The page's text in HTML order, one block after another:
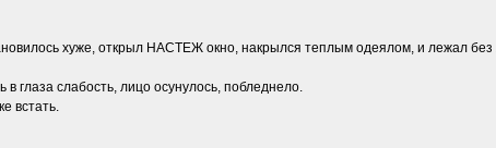
хуже, открыл НАСТЕЖ окно, накрылся теплым одеялом, и лежал
глаза слабость, лицо осунулось, побледнело.
встать.